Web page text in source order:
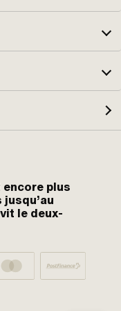
plus
le deux-